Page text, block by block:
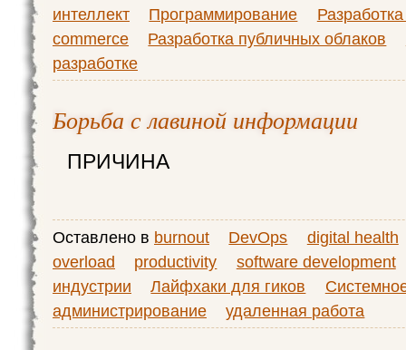
интеллект
Программирование
commerce
Разработка публичных облаков
разработке
Борьба с лавиной информации
ПРИЧИНА
Оставлено в burnout DevOps
digital health
overload
productivity
software development
индустрии
Лайфхаки для гиков
администрирование
удаленная работа